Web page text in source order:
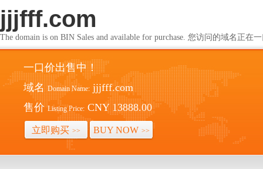
jjjfff.com
The domain is on BIN Sales and available for purchase. 您访问的域名正在
一口价出售中！
域名 Domain Name: jjjfff.com
售价 Listing Price: CNY 13888.00
立即购买 >> BUY NOW >>